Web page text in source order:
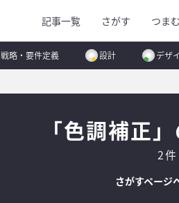
記事一覧 さがす つまむ
戦略・要件定義 設計 デザ
「色調補正
2件
さがすページ